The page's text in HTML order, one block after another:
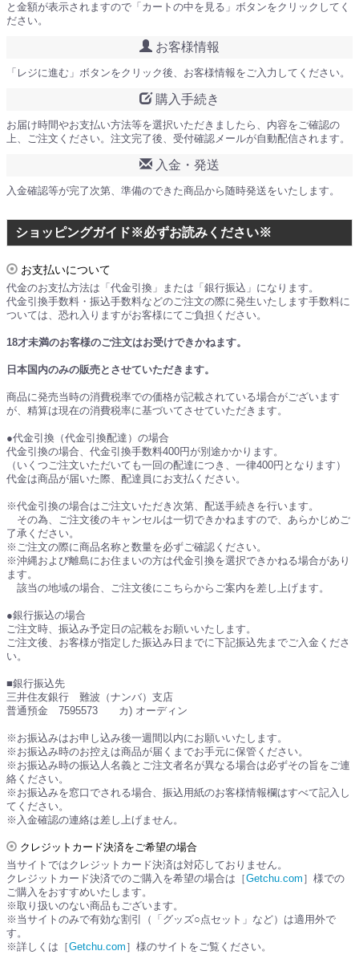
と金額が表示されますので「カートの中を見る」ボタンをクリックしてく
ださい。
お客様情報
「レジに進む」ボタンをクリック後、お客様情報をご入力してください。
購入手続き
お届け時間やお支払い方法等を選択いただきましたら、内容をご確認の
上、ご注文ください。注文完了後、受付確認メールが自動配信されます。
入金・発送
入金確認等が完了次第、準備のできた商品から随時発送をいたします。
ショッピングガイド※必ずお読みください※
お支払いについて
代金のお支払方法は「代金引換」または「銀行振込」になります。
代金引換手数料・振込手数料などのご注文の際に発生いたします手数料に
ついては、恐れ入りますがお客様にてご負担ください。
18才未満のお客様のご注文はお受けできかねます。
日本国内のみの販売とさせていただきます。
商品に発売当時の消費税率での価格が記載されている場合がございます
が、精算は現在の消費税率に基づいてさせていただきます。
●代金引換（代金引換配達）の場合
代金引換の場合、代金引換手数料400円が別途かかります。
（いくつご注文いただいても一回の配達につき、一律400円となります）
代金は商品が届いた際、配達員にお支払ください。
※代金引換の場合はご注文いただき次第、配送手続きを行います。
その為、ご注文後のキャンセルは一切できかねますので、あらかじめご
了承ください。
※ご注文の際に商品名称と数量を必ずご確認ください。
※沖縄および離島にお住まいの方は代金引換を選択できかねる場合があり
ます。
該当の地域の場合、ご注文後にこちらからご案内を差し上げます。
●銀行振込の場合
ご注文時、振込み予定日の記載をお願いいたします。
ご注文後、お客様が指定した振込み日までに下記振込先までご入金くださ
い。
■銀行振込先
三井住友銀行 難波（ナンバ）支店
普通預金 7595573 カ) オーディン
※お振込みはお申し込み後一週間以内にお願いいたします。
※お振込み時のお控えは商品が届くまでお手元に保管ください。
※お振込み時の振込人名義とご注文者名が異なる場合は必ずその旨をご連
絡ください。
※お振込みを窓口でされる場合、振込用紙のお客様情報欄はすべて記入し
てください。
※入金確認の連絡は差し上げません。
クレジットカード決済をご希望の場合
当サイトではクレジットカード決済は対応しておりません。
クレジットカード決済でのご購入を希望の場合は［Getchu.com ］様での
ご購入をおすすめいたします。
※取り扱いのない商品もございます。
※当サイトのみで有効な割引（「グッズ○点セット」など）は適用外で
す。
※詳しくは［Getchu.com ］様のサイトをご覧ください。